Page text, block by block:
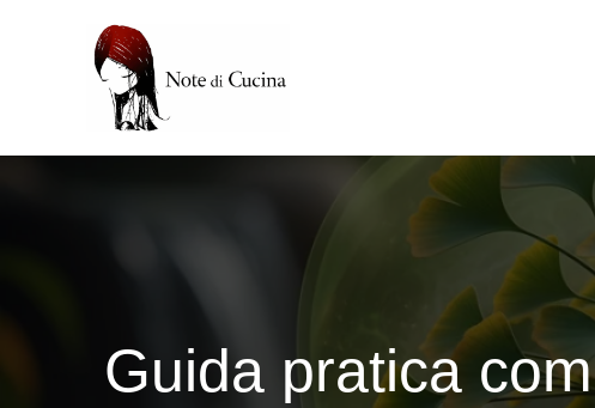
Guida pratica